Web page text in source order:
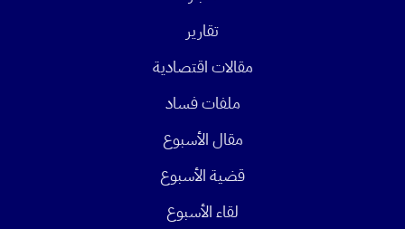
تقارير
مقالات اقتصادية
ملفات فساد
مقال الأسبوع
قضية الأسبوع
لقاء الأسبوع